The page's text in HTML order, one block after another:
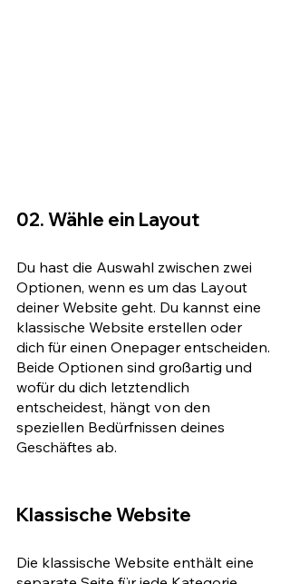
02. Wähle ein Layout
Du hast die Auswahl zwischen zwei
Optionen, wenn es um das Layout
deiner Website geht. Du kannst eine
klassische Website erstellen oder
dich für einen Onepager entscheiden.
Beide Optionen sind großartig und
wofür du dich letztendlich
entscheidest, hängt von den
speziellen Bedürfnissen deines
Geschäftes ab.
Klassische Website
Die klassische Website enthält eine